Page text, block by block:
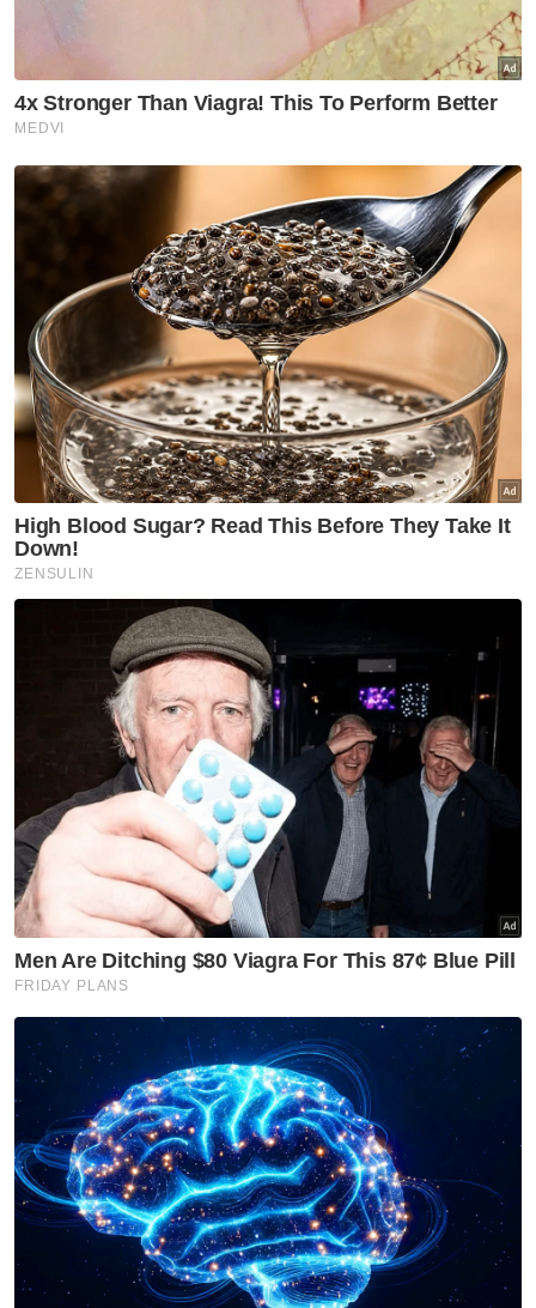
Tentera Israel tembak sesiapa sahaja keluar dari
Muat turun aplikasi Sinar Harian.Klik di sini!
dapatkan baucar tunai.
Berapakah umur anda?
Kurang daripada 18 tahun
18 - 24 tahun
25 - 34 tahun
35 - 44 tahun
45 - 54 tahun
55 - 64 tahun
65 tahun dan ke atas
Masuk | Daftar VPoints:0
Tentera As
Peluru Berpandu
Artikel Disyorkan
GLOBAL
Jakarta: Hampir 1,000 senjata
api, dadah ditemukan di
sekolah swasta
Itali keluarkan amaran merah
gelombang haba bagi semua
27 bandar utama
GLOBAL
Nobita, Uzumaki dan Luffy
antara nama pilihan penduduk
Indonesia
GLOBAL
Trump naik angin stok senjata
AS hampir kehabisan